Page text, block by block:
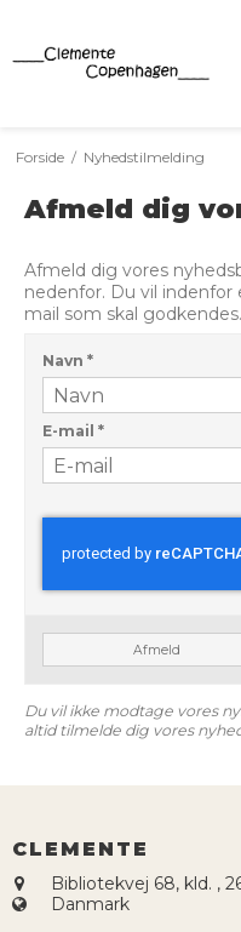
Forside / Nyhedstilmelding
Afmeld dig
Afmeld dig vores
nedenfor. Du vil
mail som skal godkendes.
Navn *
E-mail *
Afmeld
Du vil ikke modtage vores
altid tilmelde dig vores
CLEMENTE
Bibliotekvej 68, kld. ,
Danmark